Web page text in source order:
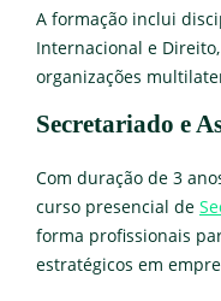
A formação inclui
Internacional e
organizações
Secretariado e
Com duração de 3
curso presencial de
forma profissionais
estratégicos em